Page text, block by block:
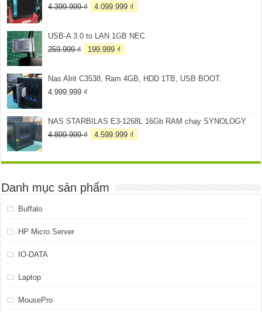
4.399.999₫
Giá
4.399.999 ₫.
4.099.999 ₫
là:
USB-A 3.0 to LAN 1GB NEC
259.999₫
Giá
259.999 ₫.
199.999 ₫
là:
Nas Alrit C3538, Ram 4GB, HDD 1TB, USB BOOT.
4.999.999 ₫
NAS STARBILAS E3-1268L 16Gb RAM chạy SYNOLOGY
4.899.999₫
Giá
4.899.999 ₫.
4.599.999 ₫
là:
Danh mục sản phẩm
Buffalo
HP Micro Server
IO-DATA
Laptop
MousePro